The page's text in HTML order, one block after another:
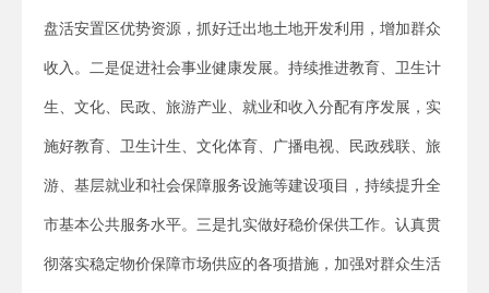
盘活安置区优势资源，抓好迁出地土地开发利用，增加群众
收入。二是促进社会事业健康发展。持续推进教育、卫生计
生、文化、民政、旅游产业、就业和收入分配有序发展，实
施好教育、卫生计生、文化体育、广播电视、民政残联、旅
游、基层就业和社会保障服务设施等建设项目，持续提升全
市基本公共服务水平。三是扎实做好稳价保供工作。认真贯
彻落实稳定物价保障市场供应的各项措施，加强对群众生活